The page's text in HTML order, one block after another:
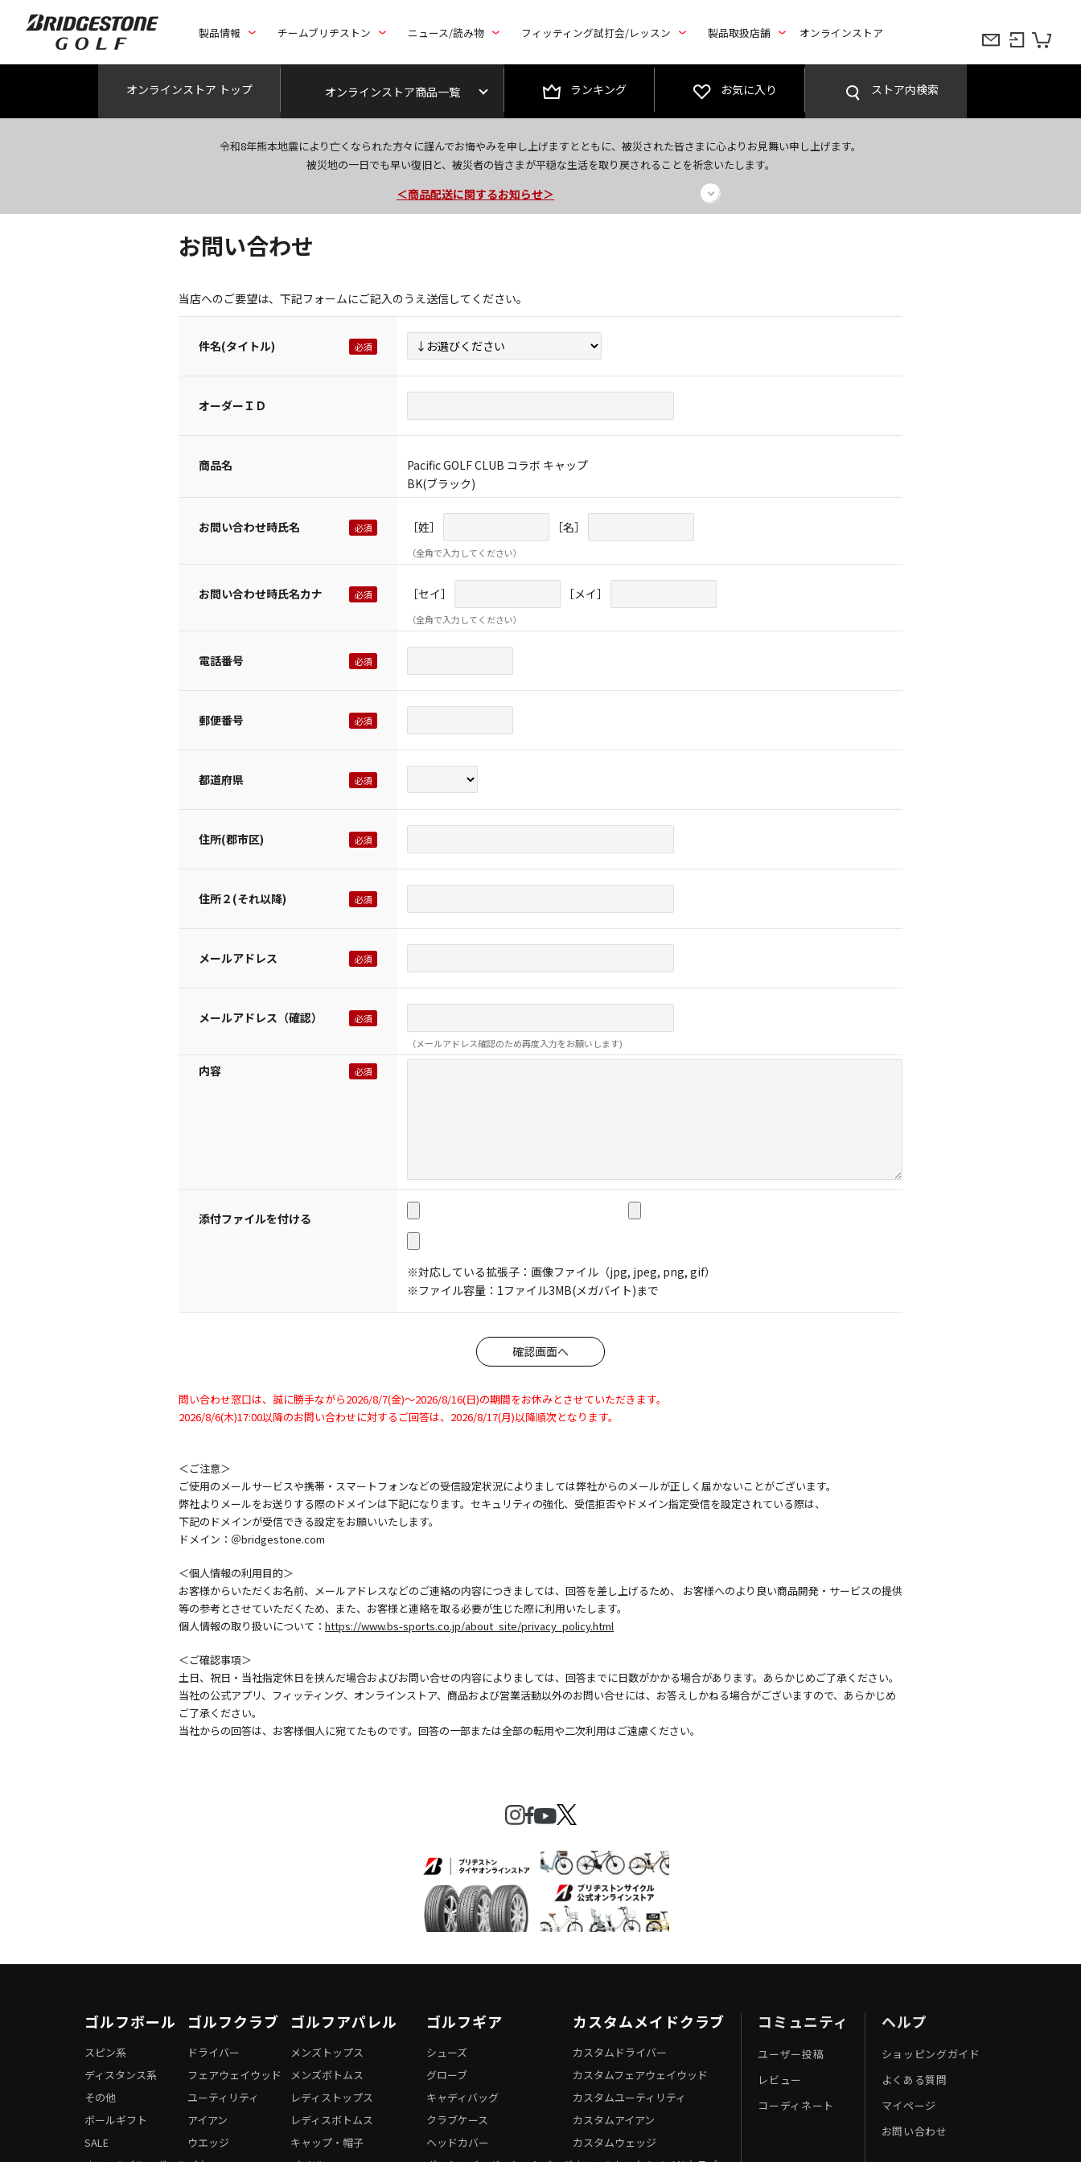
製品情報 チームブリヂストン ニュース/読み物 フィッティング試打会/レッスン 製品取扱店舗 オンラインストア
オンラインストア トップ オンラインストア商品一覧 ランキング お気に入り ストア内検索
令和8年熊本地震により亡くなられた方々に謹んでお悔やみを申し上げますとともに、被災された皆さまに心よりお見舞い申し上げます。
被災地の一日でも早い復旧と、被災者の皆さまが平穏な生活を取り戻されることを祈念いたします。
今なら新規会員登録で1,000円OFFクーポンプレゼント！
＜商品配送に関するお知らせ＞
＜夏季休暇中のご注文・発送・お問い合わせ＞
お問い合わせ
当店へのご要望は、下記フォームにご記入のうえ送信してください。
件名(タイトル)
オーダーＩＤ
商品名
Pacific GOLF CLUB コラボ キャップ
BK(ブラック)
お問い合わせ時氏名 ［姓］ ［名］
（全角で入力してください）
お問い合わせ時氏名カナ ［セイ］ ［メイ］
（全角で入力してください）
電話番号
郵便番号
都道府県
住所(郡市区)
住所２(それ以降)
メールアドレス
メールアドレス（確認）
（メールアドレス確認のため再度入力をお願いします)
内容
添付ファイルを付ける
※対応している拡張子：画像ファイル（jpg, jpeg, png, gif）
※ファイル容量：1ファイル3MB(メガバイト)まで
問い合わせ窓口は、誠に勝手ながら2026/8/7(金)～2026/8/16(日)の期間をお休みとさせていただきます。
2026/8/6(木)17:00以降のお問い合わせに対するご回答は、2026/8/17(月)以降順次となります。
＜ご注意＞
ご使用のメールサービスや携帯・スマートフォンなどの受信設定状況によりましては弊社からのメールが正しく届かないことがございます。
弊社よりメールをお送りする際のドメインは下記になります。セキュリティの強化、受信拒否やドメイン指定受信を設定されている際は、
下記のドメインが受信できる設定をお願いいたします。
ドメイン：＠bridgestone.com
＜個人情報の利用目的＞
お客様からいただくお名前、メールアドレスなどのご連絡の内容につきましては、回答を差し上げるため、 お客様へのより良い商品開発・サービスの提供
等の参考とさせていただくため、また、お客様と連絡を取る必要が生じた際に利用いたします。
個人情報の取り扱いについて： https://www.bs-sports.co.jp/about_site/privacy_policy.html
＜ご確認事項＞
土日、祝日・当社指定休日を挟んだ場合およびお問い合せの内容によりましては、回答までに日数がかかる場合があります。あらかじめご了承ください。
当社の公式アプリ、フィッティング、オンラインストア、商品および営業活動以外のお問い合せには、お答えしかねる場合がございますので、あらかじめ
ご了承ください。
当社からの回答は、お客様個人に宛てたものです。回答の一部または全部の転用や二次利用はご遠慮ください。
ゴルフボール
スピン系
ディスタンス系
その他
ボールギフト
SALE
ゴルフクラブ
ドライバー
フェアウェイウッド
ユーティリティ
アイアン
ウエッジ
ゴルフアパレル
メンズトップス
メンズボトムス
レディストップス
レディスボトムス
キャップ・帽子
ゴルフギア
シューズ
グローブ
キャディバッグ
クラブケース
ヘッドカバー
カスタムメイドクラブ
カスタムドライバー
カスタムフェアウェイウッド
カスタムユーティリティ
カスタムアイアン
カスタムウェッジ
コミュニティ
ユーザー投稿
レビュー
コーディネート
ヘルプ
ショッピングガイド
よくある質問
マイページ
お問い合わせ